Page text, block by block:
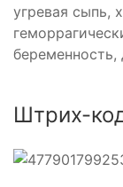
угревая сыпь,
беременность,
Штрих-